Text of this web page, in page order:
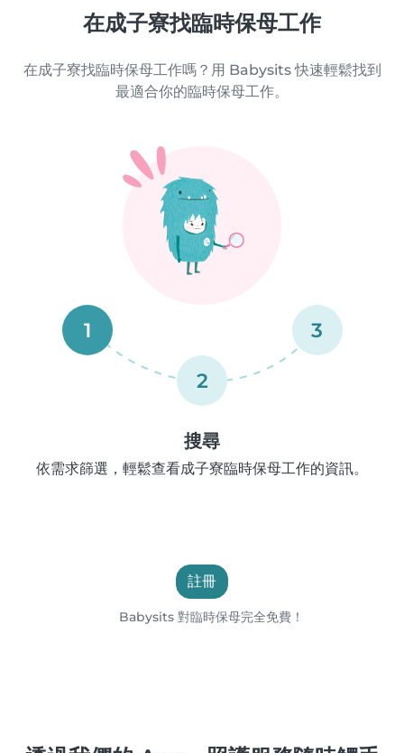
在成子寮找臨時保母工作
在成子寮找臨時保母工作嗎？用 Babysits 快速輕鬆找到
最適合你的臨時保母工作。
1
2
3
搜尋
依需求篩選，輕鬆查看成子寮臨時保母工作的資訊。
註冊
Babysits 對臨時保母完全免費！